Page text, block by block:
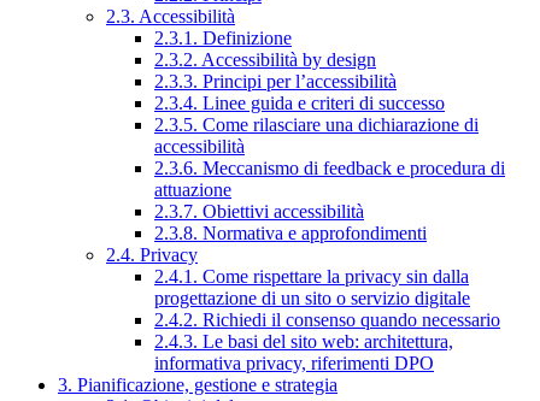
2.3. Accessibilità
2.3.1. Definizione
2.3.2. Accessibilità by design
2.3.3. Principi per l’accessibilità
2.3.4. Linee guida e criteri di successo
2.3.5. Come rilasciare una dichiarazione di
accessibilità
2.3.6. Meccanismo di feedback e procedura di
attuazione
2.3.7. Obiettivi accessibilità
2.3.8. Normativa e approfondimenti
2.4. Privacy
2.4.1. Come rispettare la privacy sin dalla
progettazione di un sito o servizio digitale
2.4.2. Richiedi il consenso quando necessario
2.4.3. Le basi del sito web: architettura,
informativa privacy, riferimenti DPO
3. Pianificazione, gestione e strategia